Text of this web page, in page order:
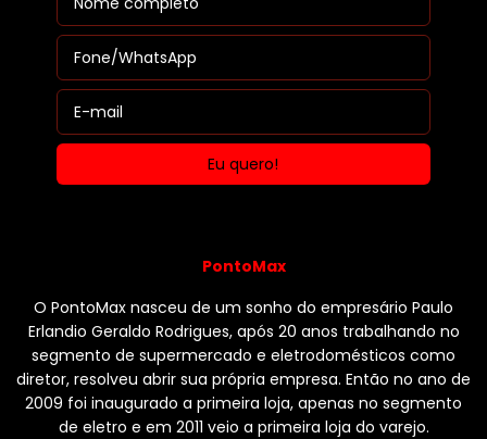
PontoMax
O PontoMax nasceu de um sonho do empresário Paulo
Erlandio Geraldo Rodrigues, após 20 anos trabalhando no
segmento de supermercado e eletrodomésticos como
diretor, resolveu abrir sua própria empresa. Então no ano de
2009 foi inaugurado a primeira loja, apenas no segmento
de eletro e em 2011 veio a primeira loja do varejo.